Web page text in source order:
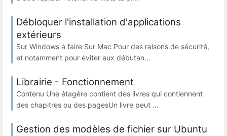
Débloquer l'installation d'applications
extérieurs
Sur Windows à faire Sur Mac Pour des raisons de sécurité,
et notamment pour éviter aux débutan...
Librairie - Fonctionnement
Contenu Une étagère contient des livres qui contiennent
des chapitres ou des pagesUn livre peut ...
Gestion des modèles de fichier sur Ubuntu